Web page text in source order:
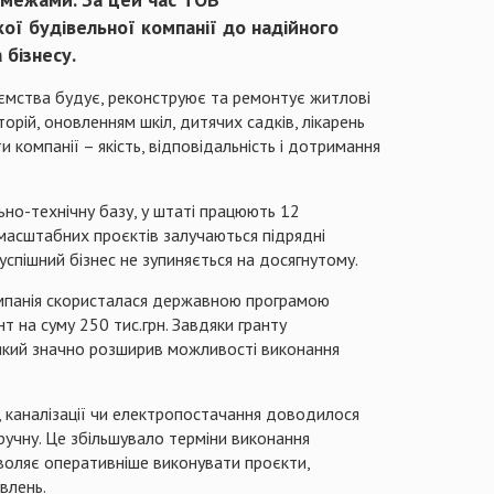
будівельної компанії до надійного
будує, реконструює та ремонтує житлові
оновленням шкіл, дитячих садків, лікарень
– якість, відповідальність і дотримання
технічну базу, у штаті працюють 12
проєктів залучаються підрядні
бізнес не зупиняється на досягнутому.
скористалася державною програмою
на суму 250 тис.грн. Завдяки гранту
значно розширив можливості виконання
чи електропостачання доводилося
Це збільшувало терміни виконання
оперативніше виконувати проєкти,